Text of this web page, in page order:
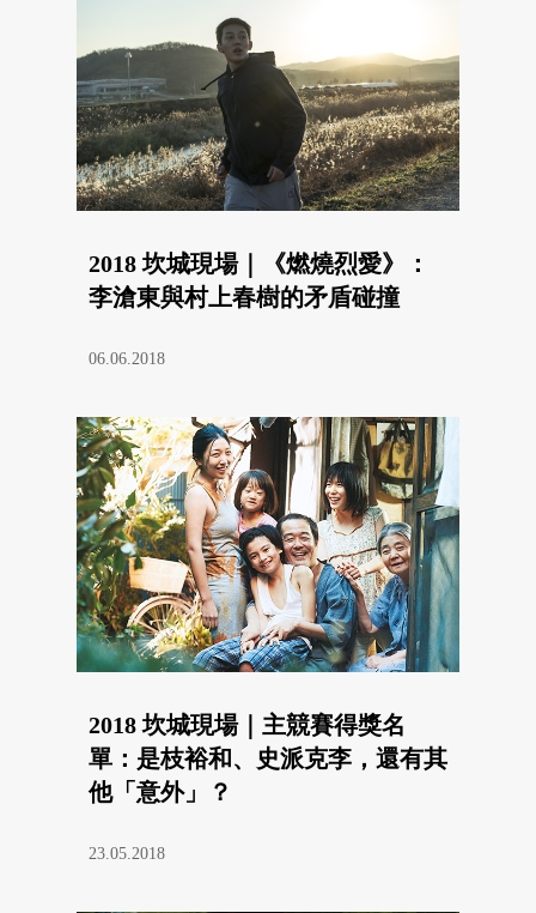
2018 坎城現場｜《燃燒烈愛》：
李滄東與村上春樹的矛盾碰撞
06.06.2018
2018 坎城現場｜主競賽得獎名
單：是枝裕和、史派克李，還有其
他「意外」？
23.05.2018